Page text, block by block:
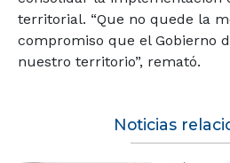
territorial. “Que no quede la
compromiso que el Gobierno
nuestro territorio”, remató.
Noticias